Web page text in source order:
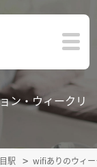
ン・ウィークリ
駅 wifiありのウィ